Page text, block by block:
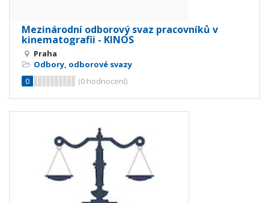
Mezinárodní odborový svaz pracovníků v
kinematografii - KINOS
Praha
Odbory, odborové svazy
0
(0 hodnocení)